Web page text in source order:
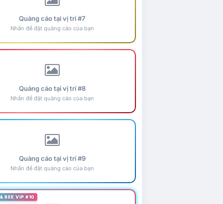
Quảng cáo tại vị trí #7
Nhấn để đặt quảng cáo của bạn
Quảng cáo tại vị trí #8
Nhấn để đặt quảng cáo của bạn
Quảng cáo tại vị trí #9
Nhấn để đặt quảng cáo của bạn
BEE VIP #10